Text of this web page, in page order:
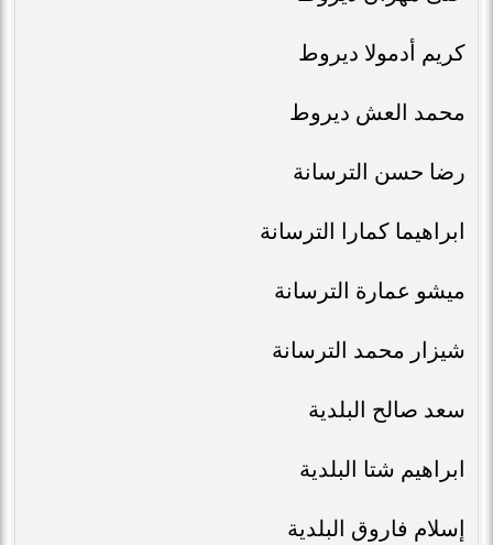
كريم أدمولا ديروط
محمد العش ديروط
رضا حسن الترسانة
ابراهيما كمارا الترسانة
ميشو عمارة الترسانة
شيزار محمد الترسانة
سعد صالح البلدية
ابراهيم شتا البلدية
إسلام فاروق البلدية